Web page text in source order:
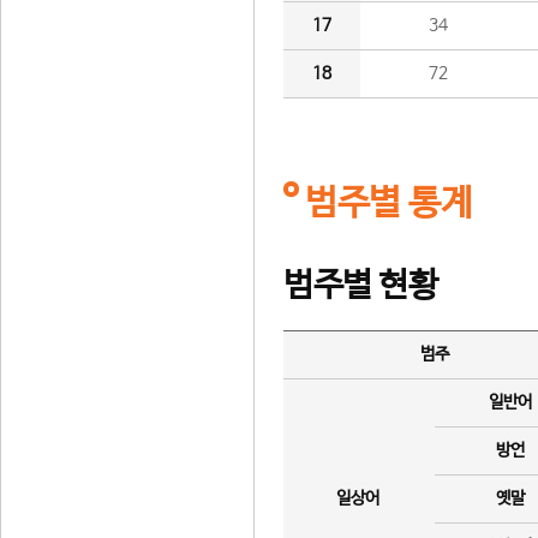
17 34
18 72
범주별 통계
범주별 현황
범주
일상어
일반어
방언
옛말